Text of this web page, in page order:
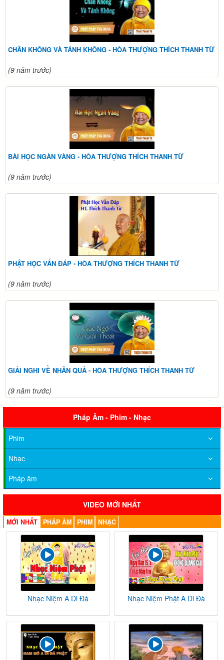
CHÂN KHÔNG VÀ TÁNH KHÔNG - HÒA THƯỢNG THÍCH THANH TỪ
(9 năm trước)
BÀI HỌC NGÀN VÀNG - HÒA THƯỢNG THÍCH THANH TỪ
(9 năm trước)
PHẬT HỌC VẤN ĐÁP - HÒA THƯỢNG THÍCH THANH TỪ
(9 năm trước)
GIẢI NGHI VỀ NHÂN QUẢ - HÒA THƯỢNG THÍCH THANH TỪ
(9 năm trước)
Pháp Âm - Phim - Nhạc
Phim
Nhạc
Pháp âm
VIDEO MỚI NHẤT
MỚI NHẤT PHÁP ÂM PHIM NHẠC
Nhạc Niệm A Di Đà Nhạc Niệm Phật A Di Đà